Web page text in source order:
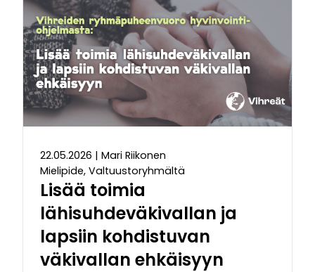
22.05.2026 | Mari Riikonen
Mielipide, Valtuustoryhmältä
Lisää toimia
lähisuhdeväkivallan ja
lapsiin kohdistuvan
väkivallan ehkäisyyn